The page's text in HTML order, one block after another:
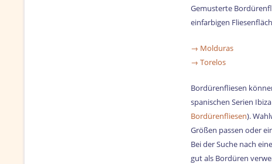
Gemusterte
einfarbigen
→ Molduras
→ Torelos
Bordürenfliesen
spanischen Serien
Bordürenfliesen).
Größen passen oder
Bei der Suche nach
gut als Bordüren